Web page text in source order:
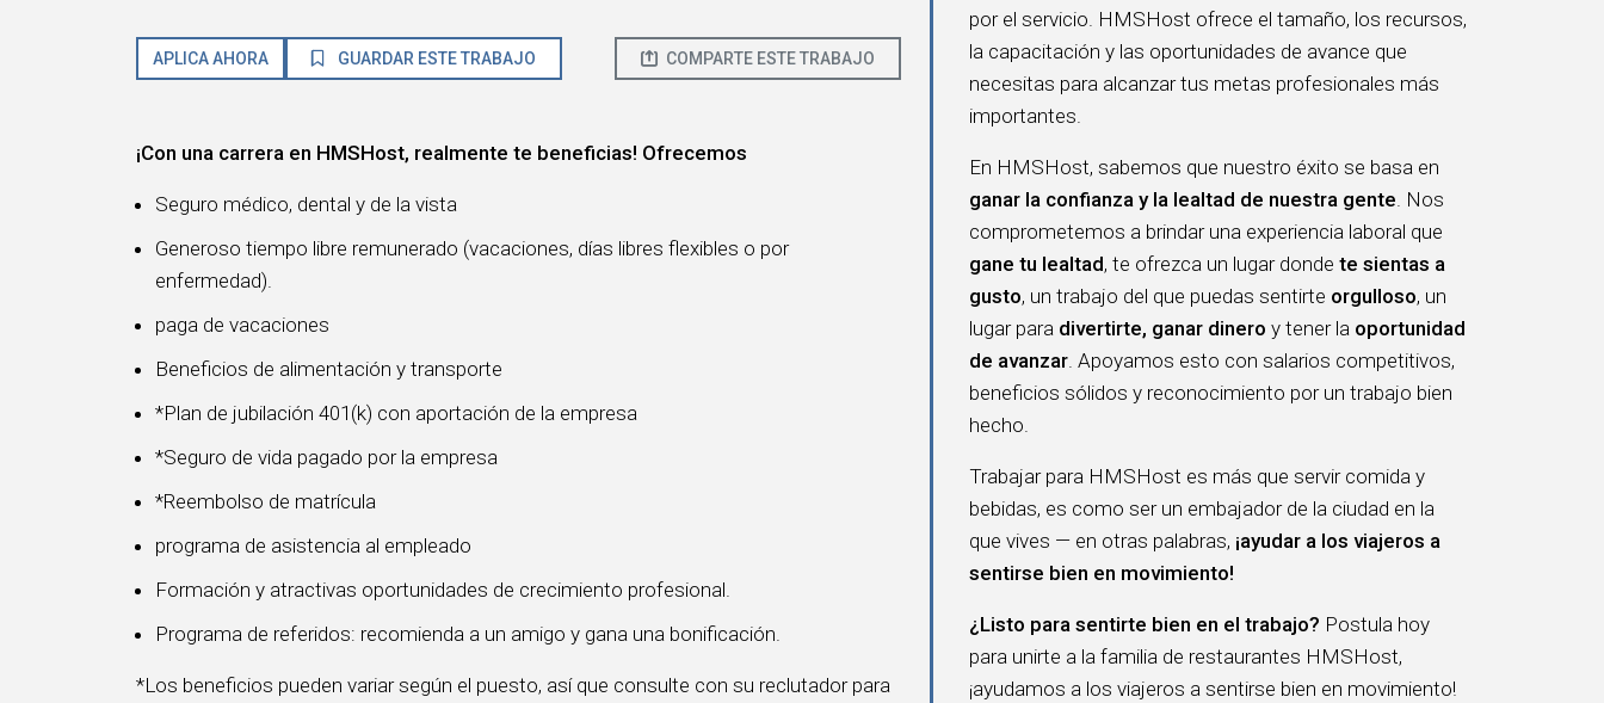
APLICA AHORA GUARDAR ESTE TRABAJO COMPARTE ESTE TRABAJO
¡Con una carrera en HMSHost, realmente te beneficias! Ofrecemos
Seguro médico, dental y de la vista
Generoso tiempo libre remunerado (vacaciones, días libres flexibles o por
enfermedad).
paga de vacaciones
Beneficios de alimentación y transporte
*Plan de jubilación 401(k) con aportación de la empresa
*Seguro de vida pagado por la empresa
*Reembolso de matrícula
programa de asistencia al empleado
Formación y atractivas oportunidades de crecimiento profesional.
Programa de referidos: recomienda a un amigo y gana una bonificación.
*Los beneficios pueden variar según el puesto, así que consulte con su reclutador para
por el servicio. HMSHost ofrece el tamaño, los recursos,
la capacitación y las oportunidades de avance que
necesitas para alcanzar tus metas profesionales más
importantes.
En HMSHost, sabemos que nuestro éxito se basa en
ganar la confianza y la lealtad de nuestra gente . Nos
comprometemos a brindar una experiencia laboral que
gane tu lealtad, te ofrezca un lugar donde te sientas a
gusto, un trabajo del que puedas sentirte orgulloso, un
lugar para divertirte, ganar dinero y tener la oportunidad
de avanzar . Apoyamos esto con salarios competitivos,
beneficios sólidos y reconocimiento por un trabajo bien
hecho.
Trabajar para HMSHost es más que servir comida y
bebidas, es como ser un embajador de la ciudad en la
que vives — en otras palabras, ¡ayudar a los viajeros a
sentirse bien en movimiento!
¿Listo para sentirte bien en el trabajo? Postula hoy
para unirte a la familia de restaurantes HMSHost,
¡ayudamos a los viajeros a sentirse bien en movimiento!